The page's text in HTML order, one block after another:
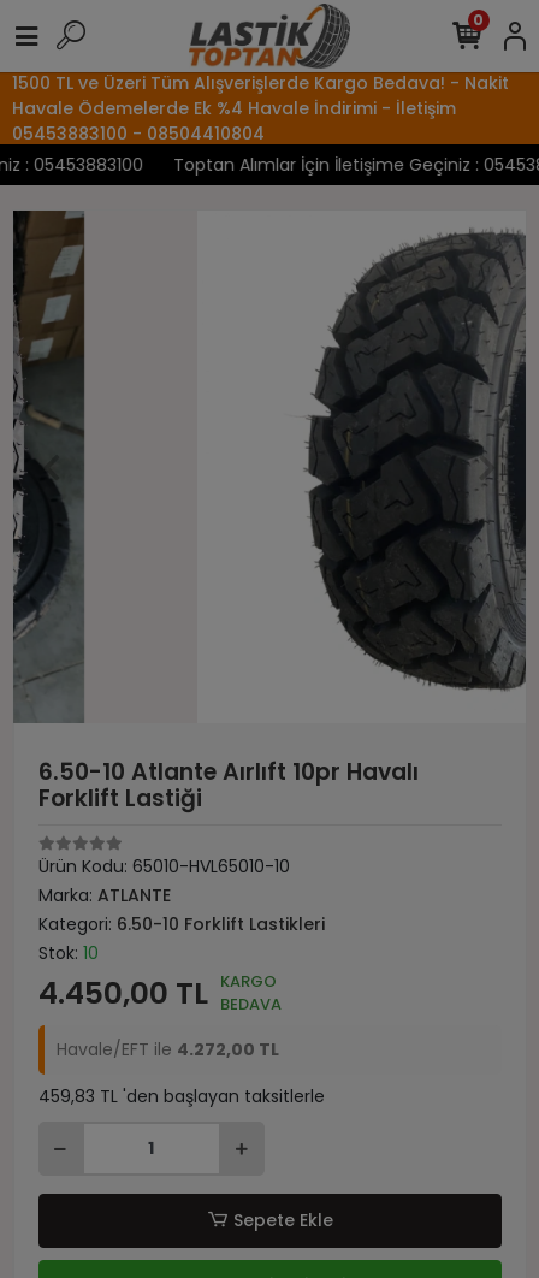
1500 TL ve Üzeri Tüm Alışverişlerde Kargo Bedava! - Nakit
Havale Ödemelerde Ek %4 Havale İndirimi - İletişim
05453883100 - 08504410804
05453883100
Toptan Alımlar İçin İletişime Geçiniz :
0
6.50-10 Atlante Aırlıft 10pr Havalı
Forklift Lastiği
Ürün Kodu: 65010-HVL65010-10
Marka: ATLANTE
Kategori: 6.50-10 Forklift Lastikleri
Stok: 10
4.450,00 TL KARGO
BEDAVA
Havale/EFT ile 4.272,00 TL
459,83 TL 'den başlayan taksitlerle
Sepete Ekle